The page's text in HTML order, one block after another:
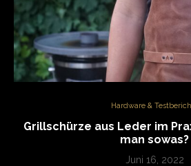
Hardware &
Grillschürze aus Leder im
man sowas?
Juni 16, 2022